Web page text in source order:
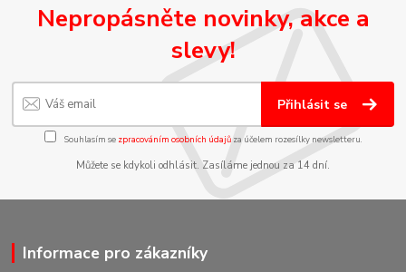
Nepropásněte novinky, akce a
slevy!
Přihlásit se
Souhlasím se zpracováním osobních údajůza účelem rozesílky newsletteru.
Můžete se kdykoli odhlásit. Zasíláme jednou za 14 dní.
Informace pro zákazníky